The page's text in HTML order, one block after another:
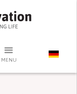
MENU
STARTEN